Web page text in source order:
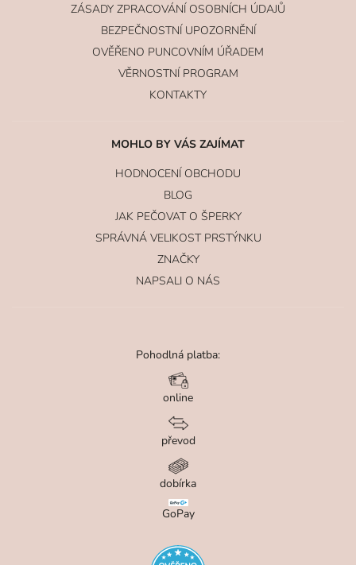
ZÁSADY ZPRACOVÁNÍ OSOBNÍCH ÚDAJŮ
BEZPEČNOSTNÍ UPOZORNĚNÍ
OVĚŘENO PUNCOVNÍM ÚŘADEM
VĚRNOSTNÍ PROGRAM
KONTAKTY
MOHLO BY VÁS ZAJÍMAT
HODNOCENÍ OBCHODU
BLOG
JAK PEČOVAT O ŠPERKY
SPRÁVNÁ VELIKOST PRSTÝNKU
ZNAČKY
NAPSALI O NÁS
Pohodlná platba:
online
převod
dobírka
GoPay